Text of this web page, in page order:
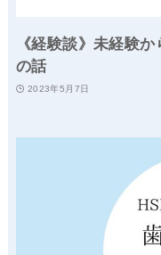
《経験談》未経験
の話
2023年5月7日